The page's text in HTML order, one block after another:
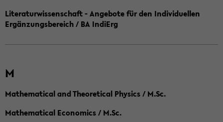
Literaturwissenschaft - Angebote für den Individuellen
Ergänzungsbereich / BA IndiErg
M
Mathematical and Theoretical Physics / M.Sc.
Mathematical Economics / M.Sc.